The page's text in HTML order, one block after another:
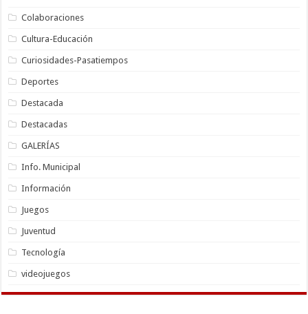
Colaboraciones
Cultura-Educación
Curiosidades-Pasatiempos
Deportes
Destacada
Destacadas
GALERÍAS
Info. Municipal
Información
Juegos
Juventud
Tecnología
videojuegos